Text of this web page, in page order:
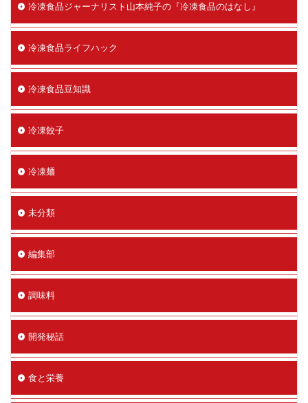
冷凍食品ジャーナリスト山本純子の『冷凍食品のはなし』
冷凍食品ライフハック
冷凍食品豆知識
冷凍餃子
冷凍麺
未分類
編集部
調味料
開発秘話
食と栄養